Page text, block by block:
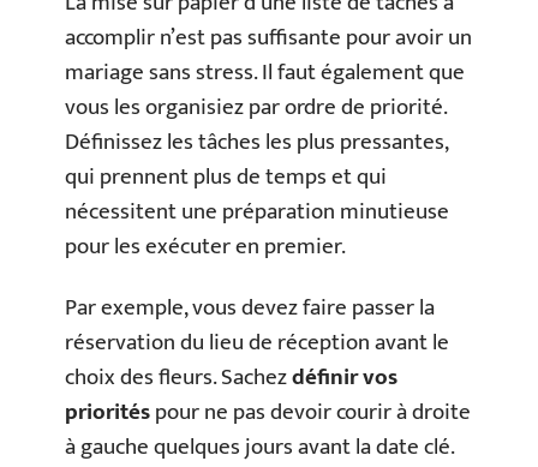
accomplir n’est pas suffisante pour avoir un
mariage sans stress. Il faut également que
vous les organisiez par ordre de priorité.
Définissez les tâches les plus pressantes,
qui prennent plus de temps et qui
nécessitent une préparation minutieuse
pour les exécuter en premier.
Par exemple, vous devez faire passer la
réservation du lieu de réception avant le
choix des fleurs. Sachezdéfinir vos
prioritéspour ne pas devoir courir à droite
à gauche quelques jours avant la date clé.